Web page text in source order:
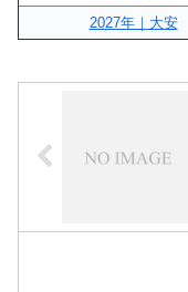
2027年｜大安